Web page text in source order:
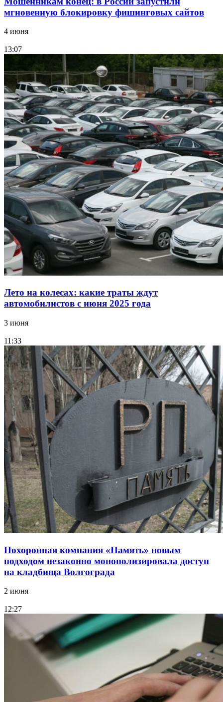
мгновенную блокировку фишинговых сайтов
4 июня
13:07
Лето на колесах: какие траты ждут
автомобилистов с июня 2025 года
3 июня
11:33
Похоронная компания «Память» новым
подходом незаконно монополизировала доступ
на кладбища Волгограда
2 июня
12:27